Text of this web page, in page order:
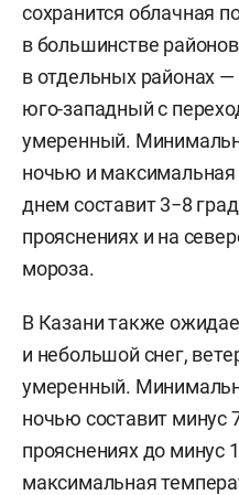
сохранится облачная
в большинстве
в отдельных районах
юго-западный с
умеренный.
ночью и максимальная
днем составит 3−8
прояснениях и на
мороза.
В Казани также
и небольшой снег,
умеренный.
ночью составит минус
прояснениях до минус
максимальная